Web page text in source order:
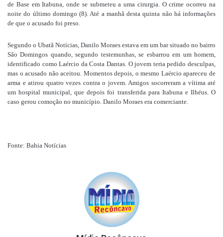
de Base em Itabuna, onde se submeteu a uma cirurgia. O crime ocorreu na
noite do último domingo (8). Até a manhã desta quinta não há informações
de que o acusado foi preso.
Segundo o Ubatã Notícias, Danilo Moraes estava em um bar situado no bairro
São Domingos quando, segundo testemunhas, se esbarrou em um homem,
identificado como Laércio da Costa Dantas. O jovem teria pedido desculpas,
mas o acusado não aceitou. Momentos depois, o mesmo Laércio apareceu de
arma e atirou quatro vezes contra o jovem. Amigos socorreram a vítima até
um hospital municipal, que depois foi transferida para Itabuna e Ilhéus. O
caso gerou comoção no município. Danilo Moraes era comerciante.
Fonte: Bahia Notícias